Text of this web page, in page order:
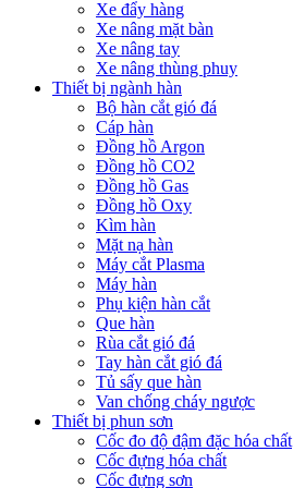
Xe đẩy hàng
Xe nâng mặt bàn
Xe nâng tay
Xe nâng thùng phuy
Thiết bị ngành hàn
Bộ hàn cắt gió đá
Cáp hàn
Đồng hồ Argon
Đồng hồ CO2
Đồng hồ Gas
Đồng hồ Oxy
Kìm hàn
Mặt nạ hàn
Máy cắt Plasma
Máy hàn
Phụ kiện hàn cắt
Que hàn
Rùa cắt gió đá
Tay hàn cắt gió đá
Tủ sấy que hàn
Van chống cháy ngược
Thiết bị phun sơn
Cốc đo độ đậm đặc hóa chất
Cốc đựng hóa chất
Cốc đựng sơn